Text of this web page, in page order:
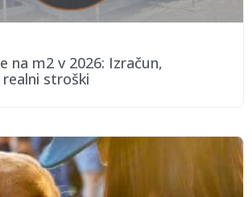
na m2 v 2026: Izračun,
stroški